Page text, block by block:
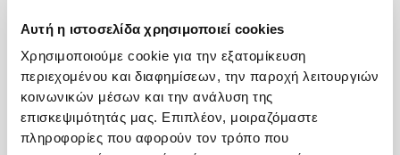
Αυτή η ιστοσελίδα χρησιμοποιεί cookies
Χρησιμοποιούμε cookie για την εξατομίκευση
περιεχομένου και διαφημίσεων, την παροχή λειτουργιών
κοινωνικών μέσων και την ανάλυση της
επισκεψιμότητάς μας. Επιπλέον, μοιραζόμαστε
πληροφορίες που αφορούν τον τρόπο που
SGOT
SGPT
CPK
ΟΥΡΙΚΟ ΟΞΥ
PSA
FPSA